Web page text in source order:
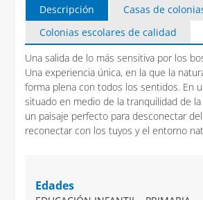
Descripción
Casas de
Colonias escolares de calidad
Una salida de lo más sensitiva por los
Una experiencia única, en la que la
forma plena con todos los sentidos. En
situado en medio de la tranquilidad de
un paisaje perfecto para desconectar
reconectar con los tuyos y el entorno
Edades